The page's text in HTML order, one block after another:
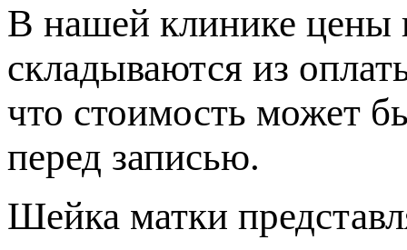
нашей клинике цены
складываются из
что стоимость может
еред записью.
Шейка матки